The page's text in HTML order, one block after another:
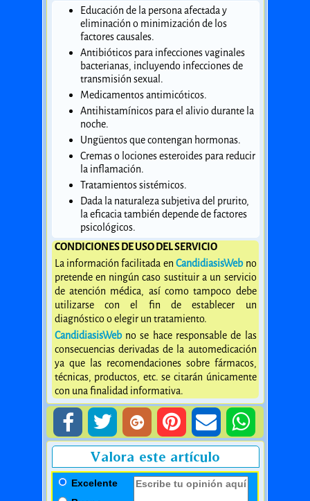
Educación de la persona afectada y
eliminación o minimización de los
factores causales.
Antibióticos para infecciones vaginales
bacterianas, incluyendo infecciones de
transmisión sexual.
Medicamentos antimicóticos.
Antihistamínicos para el alivio durante la
noche.
Ungüentos que contengan hormonas.
Cremas o lociones esteroides para reducir
la inflamación.
Tratamientos sistémicos.
Dada la naturaleza subjetiva del prurito,
la eficacia también depende de factores
psicológicos.
CONDICIONES DE USO DEL SERVICIO
La información facilitada enCandidiasisWebno
pretende en ningún caso sustituir a un servicio
de atención médica, así como tampoco debe
utilizarse con el fin de establecer un
diagnóstico o elegir un tratamiento.
CandidiasisWebno se hace responsable de las
consecuencias derivadas de la automedicación
ya que las recomendaciones sobre fármacos,
técnicas, productos, etc. se citarán únicamente
con una finalidad informativa.
Valora este artículo
Excelente